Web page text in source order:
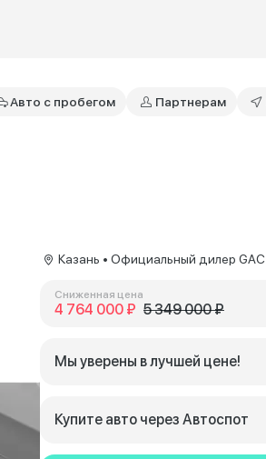
Авто с пробегом Партнерам
Казань • Официальный дилер GAC
Сниженная цена
4 764 000 ₽ 5 349 000 ₽
Мы уверены в лучшей цене!
Купите авто через Автоспот